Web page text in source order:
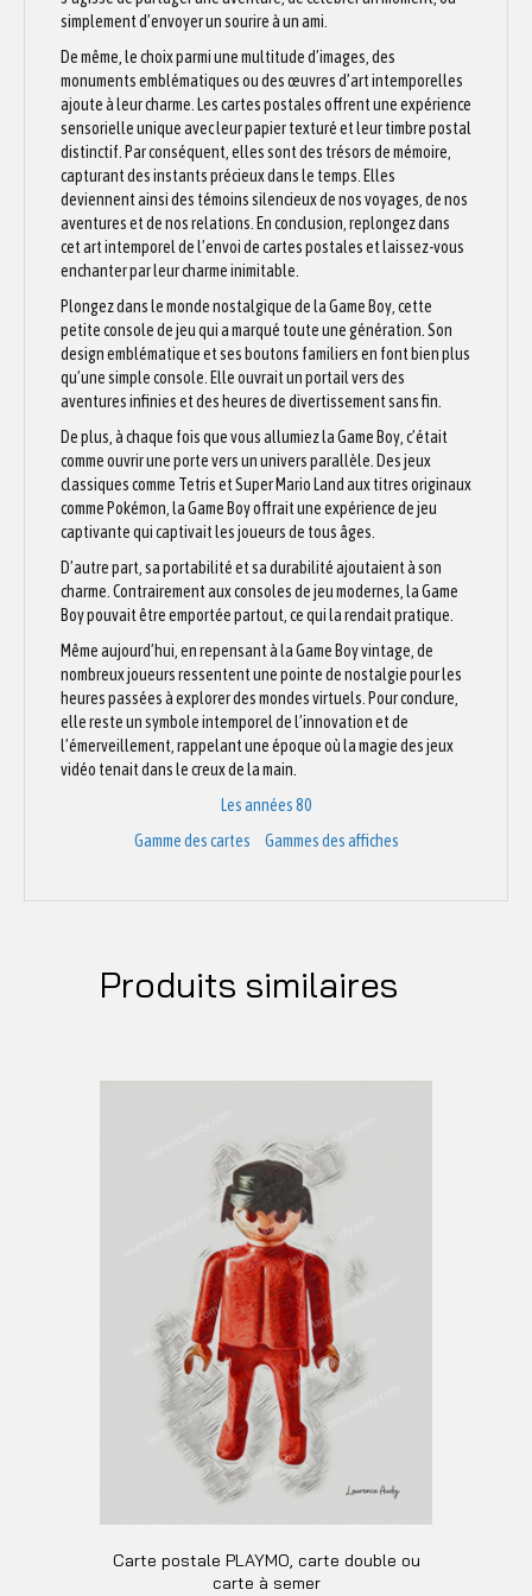
simplement d’envoyer un sourire à un ami.
De même, le choix parmi une multitude d’images, des
monuments emblématiques ou des œuvres d’art intemporelles
ajoute à leur charme. Les cartes postales offrent une expérience
sensorielle unique avec leur papier texturé et leur timbre postal
distinctif. Par conséquent, elles sont des trésors de mémoire,
capturant des instants précieux dans le temps. Elles
deviennent ainsi des témoins silencieux de nos voyages, de nos
aventures et de nos relations. En conclusion, replongez dans
cet art intemporel de l’envoi de cartes postales et laissez-vous
enchanter par leur charme inimitable.
Plongez dans le monde nostalgique de la Game Boy, cette
petite console de jeu qui a marqué toute une génération. Son
design emblématique et ses boutons familiers en font bien plus
qu’une simple console. Elle ouvrait un portail vers des
aventures infinies et des heures de divertissement sans fin.
De plus, à chaque fois que vous allumiez la Game Boy, c’était
comme ouvrir une porte vers un univers parallèle. Des jeux
classiques comme Tetris et Super Mario Land aux titres originaux
comme Pokémon, la Game Boy offrait une expérience de jeu
captivante qui captivait les joueurs de tous âges.
D’autre part, sa portabilité et sa durabilité ajoutaient à son
charme. Contrairement aux consoles de jeu modernes, la Game
Boy pouvait être emportée partout, ce qui la rendait pratique.
Même aujourd’hui, en repensant à la Game Boy vintage, de
nombreux joueurs ressentent une pointe de nostalgie pour les
heures passées à explorer des mondes virtuels. Pour conclure,
elle reste un symbole intemporel de l’innovation et de
l’émerveillement, rappelant une époque où la magie des jeux
vidéo tenait dans le creux de la main.
Les années 80
Gamme des cartes
Gammes des affiches
Produits similaires
Carte postale PLAYMO, carte double ou
carte à semer